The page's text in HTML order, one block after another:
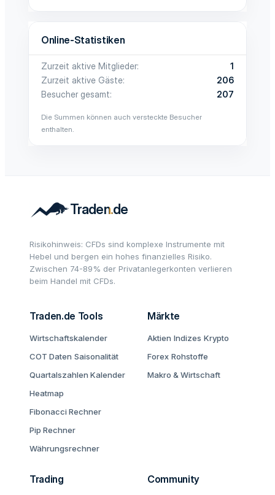
Online-Statistiken
Zurzeit aktive Mitglieder
1
Zurzeit aktive Gäste
206
Besucher gesamt
207
Die Summen können auch versteckte Besucher
enthalten.
Risikohinweis: CFDs sind komplexe Instrumente mit
Hebel und bergen ein hohes finanzielles Risiko.
Zwischen 74-89% der Privatanlegerkonten verlieren
beim Handel mit CFDs.
Traden.de Tools
Wirtschaftskalender
COT Daten Saisonalität
Quartalszahlen Kalender
Heatmap
Fibonacci Rechner
Pip Rechner
Währungsrechner
Märkte
Aktien Indizes Krypto
Forex Rohstoffe
Makro & Wirtschaft
Trading Community